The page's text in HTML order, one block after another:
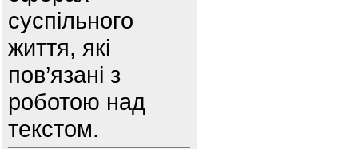
суспільного
життя, які
пов’язані з
роботою над
текстом.